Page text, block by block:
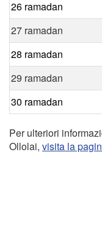
26 ramadan
27 ramadan
28 ramadan
29 ramadan
30 ramadan
Per ulteriori
Ollolai, visita la